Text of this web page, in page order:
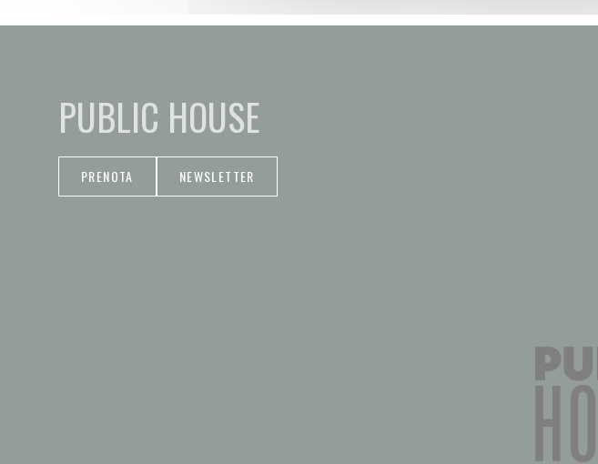
PUBLIC HOUSE
PRENOTA NEWSLETTER